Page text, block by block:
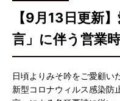
【9月13日更新
言」に伴う営業
日頃よりみそ吟をご愛顧い
新型コロナウィルス感染防